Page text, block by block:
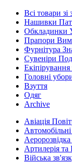
Всі товари
Нашивки
Обкладинки
Прапори
Фурнітура
Сувеніри
Головні
Взуття
Одяг
Archive
Авіація
Автомобільні
Артилерія та
Війська